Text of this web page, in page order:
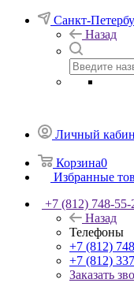
Санкт-
Назад
Личный
Корзина0
Избранные
+7 (812) 748-55-
Назад
Телефоны
+7 (812)
+7 (812)
Заказать